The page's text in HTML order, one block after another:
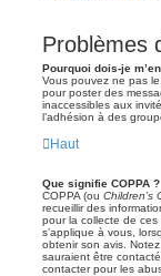
Problèmes
Pourquoi dois-je
Vous pouvez ne pas le
pour poster des
inaccessibles aux
l’adhésion à des
Haut
Que signifie COPPA ?
COPPA (ou Children’s
recueillir des
pour la collecte de ces
s’applique à vous,
obtenir son avis.
sauraient être
contacter pour les